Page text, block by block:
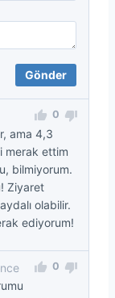
ama 4,3
merak ettim
bilmiyorum.
Ziyaret
olabilir.
ediyorum!
0
0